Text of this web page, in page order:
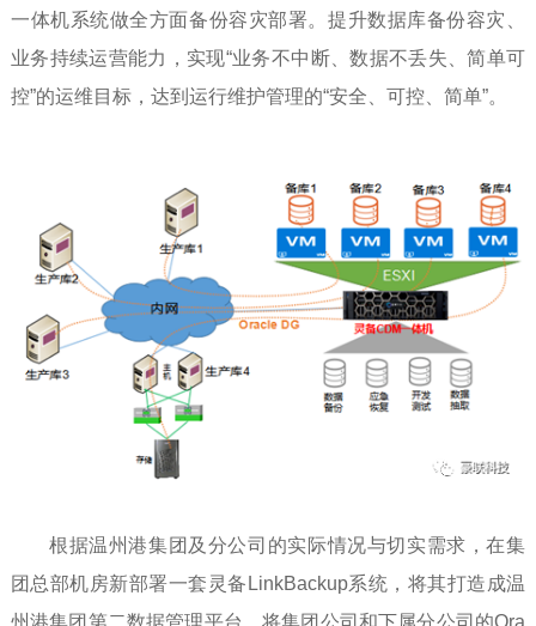
一体机系统做全方面备份容灾部署。提升数据库备份容灾、
业务持续运营能力，实现“业务不中断、数据不丢失、简单可
控”的运维目标，达到运行维护管理的“安全、可控、简单”。
根据温州港集团及分公司的实际情况与切实需求，在集
团总部机房新部署一套灵备LinkBackup系统，将其打造成温
州港集团第二数据管理平台，将集团公司和下属分公司的Ora